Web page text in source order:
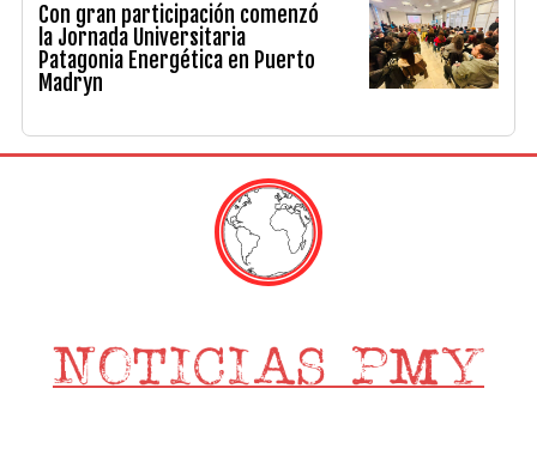
Con gran participación comenzó
la Jornada Universitaria
Patagonia Energética en Puerto
Madryn